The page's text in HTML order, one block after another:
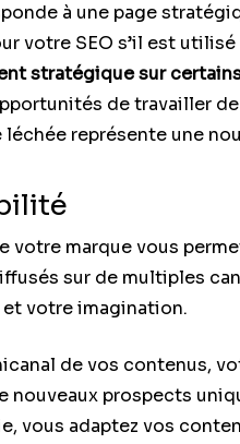
à une page
votre SEO s’il est
stratégique sur
de travailler
représente une
votre marque vous
sur de multiples
votre imagination.
de vos contenus,
nouveaux prospects
vous adaptez vos